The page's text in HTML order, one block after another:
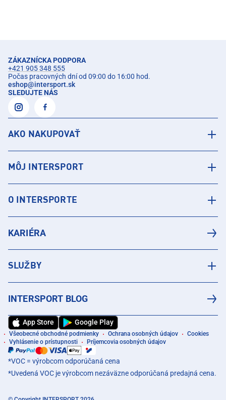
ZÁKAZNÍCKA PODPORA
+421 905 348 555
Počas pracovných dní od 09:00 do 16:00 hod.
eshop@intersport.sk
SLEDUJTE NÁS
AKO NAKUPOVAŤ
MÔJ INTERSPORT
O INTERSPORTE
KARIÉRA
SLUŽBY
INTERSPORT BLOG
App Store Google Play
Všeobecné obchodné podmienky Ochrana osobných údajov
Cookies
Vyhlásenie o prístupnosti
Príjemcovia osobných údajov
*VOC = výrobcom odporúčaná cena
*Uvedená VOC je výrobcom nezáväzne odporúčaná predajná cena.